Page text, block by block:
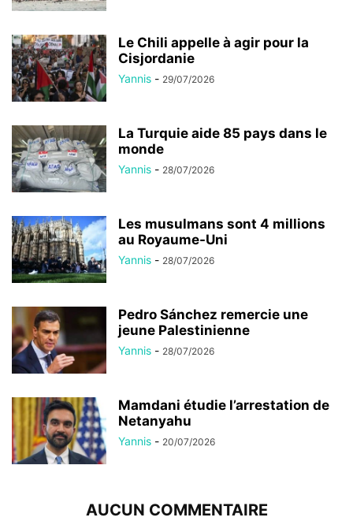
Le Chili appelle à agir pour la
Cisjordanie
Yannis - 29/07/2026
La Turquie aide 85 pays dans le
monde
Yannis - 28/07/2026
Les musulmans sont 4 millions
au Royaume-Uni
Yannis - 28/07/2026
Pedro Sánchez remercie une
jeune Palestinienne
Yannis - 28/07/2026
Mamdani étudie l’arrestation de
Netanyahu
Yannis - 20/07/2026
AUCUN COMMENTAIRE